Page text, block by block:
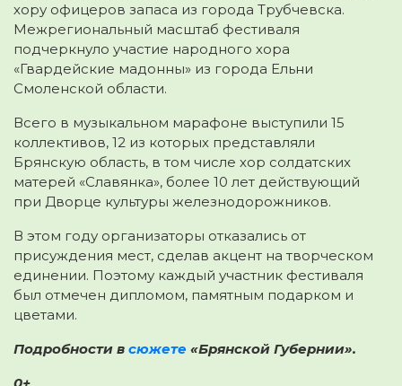
хору офицеров запаса из города Трубчевска.
Межрегиональный масштаб фестиваля
подчеркнуло участие народного хора
«Гвардейские мадонны» из города Ельни
Смоленской области.
Всего в музыкальном марафоне выступили 15
коллективов, 12 из которых представляли
Брянскую область, в том числе хор солдатских
матерей «Славянка», более 10 лет действующий
при Дворце культуры железнодорожников.
В этом году организаторы отказались от
присуждения мест, сделав акцент на творческом
единении. Поэтому каждый участник фестиваля
был отмечен дипломом, памятным подарком и
цветами.
Подробности в сюжете «Брянской Губернии».